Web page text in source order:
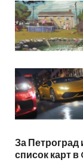
За
список карт